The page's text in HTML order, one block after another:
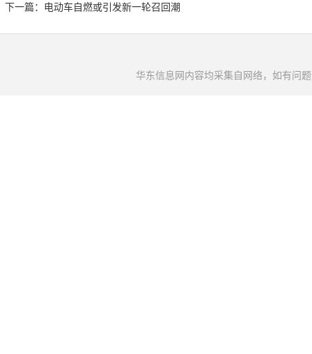
下一篇： 电动车自燃或引发新一轮召回潮
华东信息网内容均采集自网络，如有问